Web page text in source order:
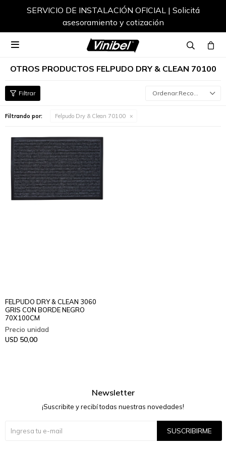
SERVICIO DE INSTALACIÓN OFICIAL | Solicitá
asesoramiento y cotización

OTROS PRODUCTOS FELPUDO DRY & CLEAN 70100
Recomendados
Filtrando por: Felpudo Dry & Clean 70100
FELPUDO DRY & CLEAN 3060
GRIS CON BORDE NEGRO
70X100CM
USD 50,00
Newsletter
¡Suscribite y recibí todas nuestras novedades!
SUSCRIBIRME